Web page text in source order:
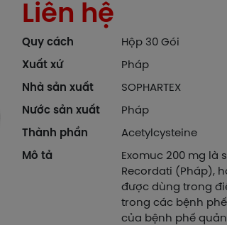
Liên hệ
Quy cách
Hộp 30 Gói
Xuất xứ
Pháp
Nhà sản xuất
SOPHARTEX
Nước sản xuất
Pháp
Thành phần
Acetylcysteine
Mô tả
Exomuc 200 mg là
Recordati (Pháp),
được dùng trong
trong các bệnh
của bệnh phế